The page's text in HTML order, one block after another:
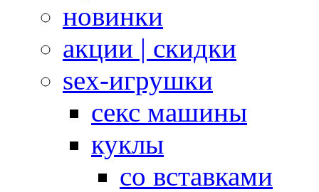
новинки
акции | скидки
sex-игрушки
секс машины
куклы
со вставками